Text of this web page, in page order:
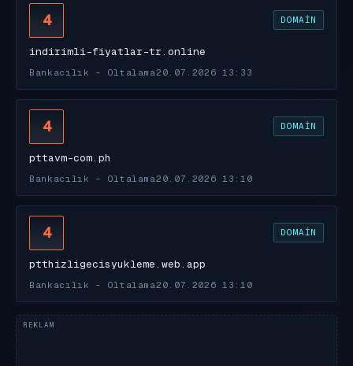
4 DOMAIN
indirimli-fiyatlar-tr.online
Bankacılık - Oltalama20.07.2026 13:33
4 DOMAIN
pttavm-com.ph
Bankacılık - Oltalama20.07.2026 13:10
4 DOMAIN
ptthizligecisyukleme.web.app
Bankacılık - Oltalama20.07.2026 13:10